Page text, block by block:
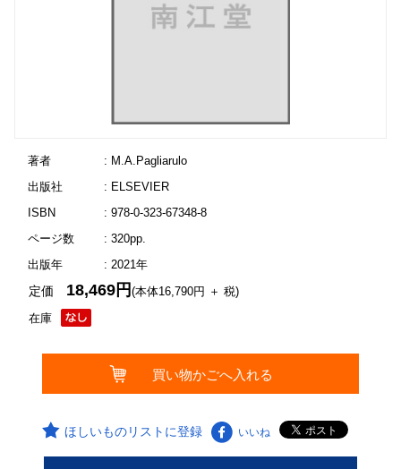
著者
: M.A.Pagliarulo
出版社
: ELSEVIER
ISBN
: 978-0-323-67348-8
ページ数
: 320pp.
出版年
: 2021年
在庫
定価 18,469円(本体16,790円 ＋ 税)
ほしいものリストに登録 いいね